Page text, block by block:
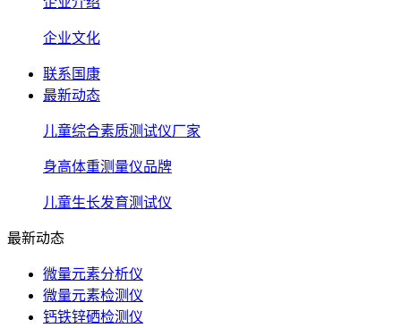
企业文化
联系国康
最新动态
儿童综合素质测试仪厂家
身高体重测量仪品牌
儿童生长发育测试仪
最新动态
微量元素分析仪
微量元素检测仪
钙铁锌硒检测仪